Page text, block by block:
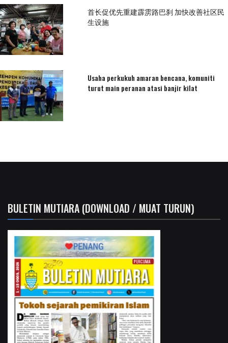
首长促优先重建霹雳路巴刹 加快改善社区民
生设施
Usaha perkukuh amaran bencana, komuniti
turut main peranan atasi banjir kilat
BULETIN MUTIARA (DOWNLOAD / MUAT TURUN)